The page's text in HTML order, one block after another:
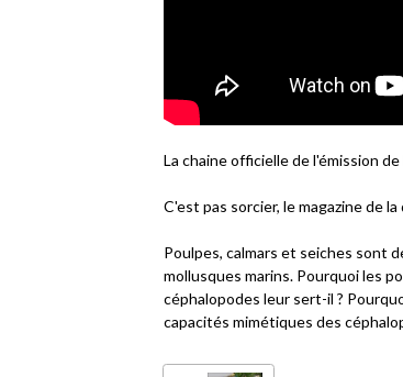
La chaine officielle de l'émission de
C'est pas sorcier, le magazine de
Poulpes, calmars et seiches sont
mollusques marins. Pourquoi les
céphalopodes leur sert-il ?
capacités mimétiques des